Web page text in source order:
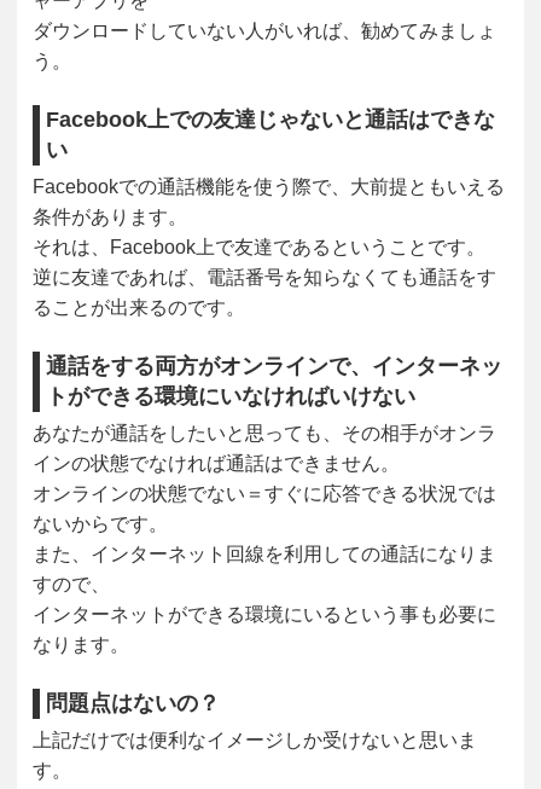
ダウンロードしていない人がいれば、勧めてみましょ
う。
Facebook上での友達じゃないと通話はできな
い
Facebookでの通話機能を使う際で、大前提ともいえる
条件があります。
それは、Facebook上で友達であるということです。
逆に友達であれば、電話番号を知らなくても通話をす
ることが出来るのです。
通話をする両方がオンラインで、インターネッ
トができる環境にいなければいけない
あなたが通話をしたいと思っても、その相手がオンラ
インの状態でなければ通話はできません。
オンラインの状態でない＝すぐに応答できる状況では
ないからです。
また、インターネット回線を利用しての通話になりま
すので、
インターネットができる環境にいるという事も必要に
なります。
問題点はないの？
上記だけでは便利なイメージしか受けないと思いま
す。